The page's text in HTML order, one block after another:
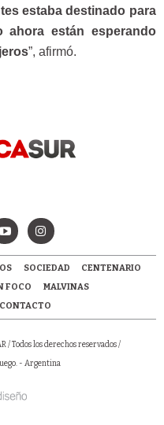
estaba destinado para
están esperando
”, afirmó.
SOCIEDAD
CENTENARIO
FOCO
MALVINAS
CONTACTO
/ Todos los derechos reservados /
- Argentina